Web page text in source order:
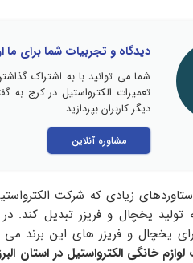
دیدگاه و تجربیات شما برای ما
شما می توانید با به اشتراک
تعمیرات الکترواستیل در کرج به
دیگر کاربران بپردازید.
مشاوره آنلاین
زیادی که شرکت
تولید یخچال و فریزر تبدیل
یخچال و فریزر های این برند
خانگی الکترواستیل در استان